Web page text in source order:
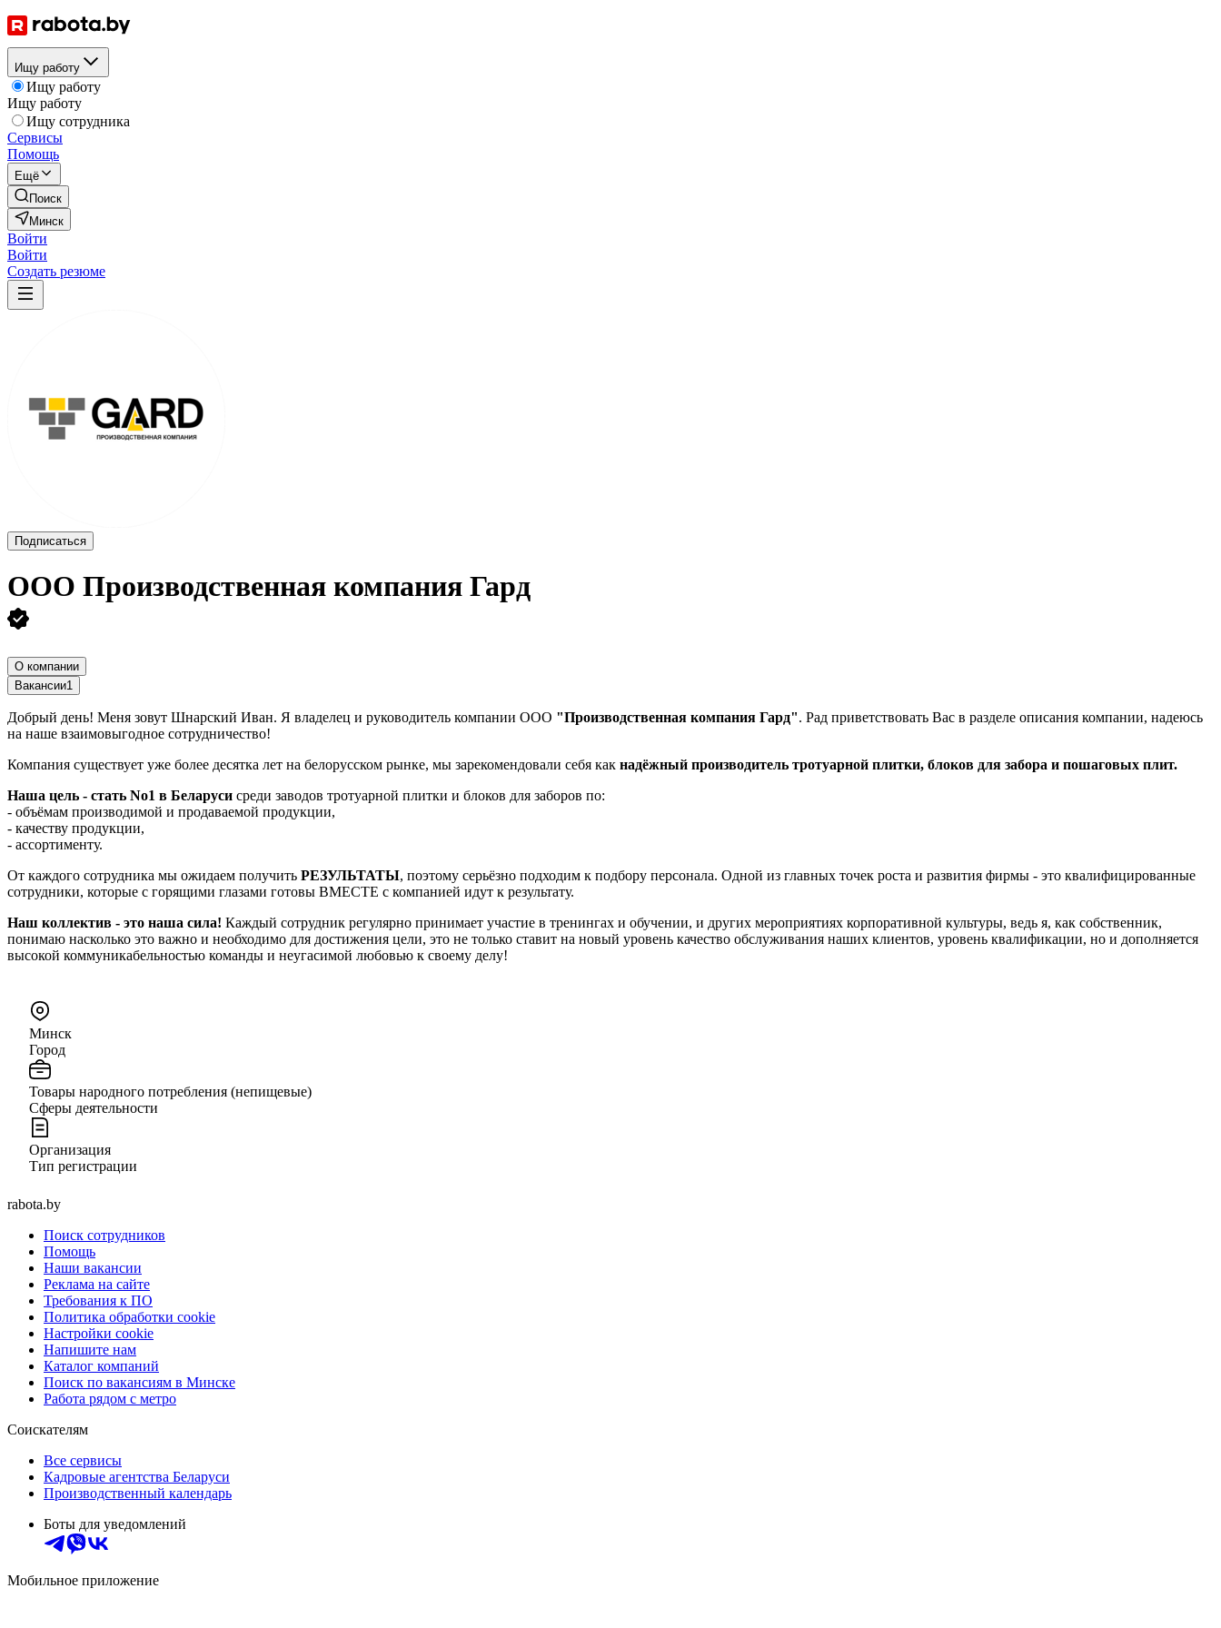
Ищу работу
Ищу работу
Ищу работу
Ищу сотрудника
Сервисы
Помощь
Ещё
Поиск
Минск
Войти
Войти
Создать резюме
Подписаться
ООО Производственная компания Гард
О компании
Вакансии1
Добрый день! Меня зовут Шнарский Иван. Я владелец и руководитель компании ООО "Производственная компания Гард". Рад приветствовать Вас в разделе описания компании, надеюсь
на наше взаимовыгодное сотрудничество!
Компания существует уже более десятка лет на белорусском рынке, мы зарекомендовали себя как надёжный производитель тротуарной плитки, блоков для забора и пошаговых плит.
Наша цель - стать No1 в Беларуси среди заводов тротуарной плитки и блоков для заборов по:
- объёмам производимой и продаваемой продукции,
- качеству продукции,
- ассортименту.
От каждого сотрудника мы ожидаем получить РЕЗУЛЬТАТЫ, поэтому серьёзно подходим к подбору персонала. Одной из главных точек роста и развития фирмы - это квалифицированные
сотрудники, которые с горящими глазами готовы ВМЕСТЕ с компанией идут к результату.
Наш коллектив - это наша сила! Каждый сотрудник регулярно принимает участие в тренингах и обучении, и других мероприятиях корпоративной культуры, ведь я, как собственник,
понимаю насколько это важно и необходимо для достижения цели, это не только ставит на новый уровень качество обслуживания наших клиентов, уровень квалификации, но и дополняется
высокой коммуникабельностью команды и неугасимой любовью к своему делу!
Минск
Город
Товары народного потребления (непищевые)
Сферы деятельности
Организация
Тип регистрации
rabota.by
Поиск сотрудников
Помощь
Наши вакансии
Реклама на сайте
Требования к ПО
Политика обработки cookie
Настройки cookie
Напишите нам
Каталог компаний
Поиск по вакансиям в Минске
Работа рядом с метро
Соискателям
Все сервисы
Кадровые агентства Беларуси
Производственный календарь
Боты для уведомлений
Мобильное приложение